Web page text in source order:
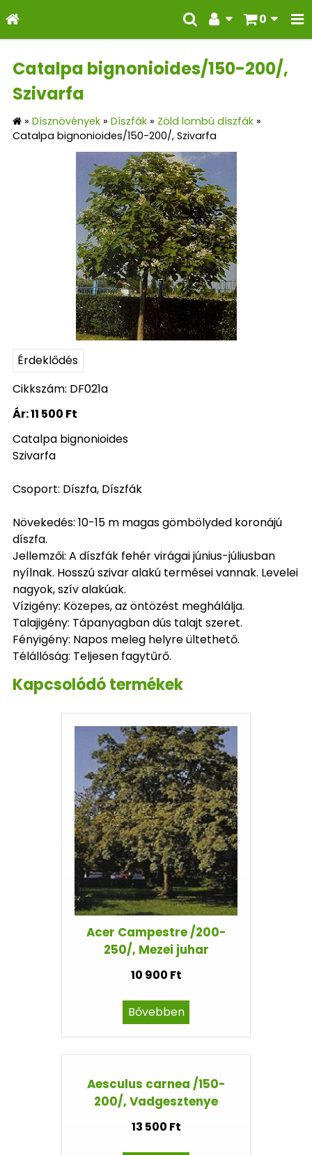
0
Catalpa bignonioides/150-200/,
Szivarfa
» Dísznövények » Díszfák » Zöld lombú díszfák »
Catalpa bignonioides/150-200/, Szivarfa
Érdeklődés
Cikkszám: DF021a
Ár:11 500 Ft
Catalpa bignonioides
Szivarfa
Csoport: Díszfa, Díszfák
Növekedés: 10-15 m magas gömbölyded koronájú
díszfa.
Jellemzői: A díszfák fehér virágai június-júliusban
nyílnak. Hosszú szivar alakú termései vannak. Levelei
nagyok, szív alakúak.
Vízigény: Közepes, az öntözést meghálálja.
Talajigény: Tápanyagban dús talajt szeret.
Fényigény: Napos meleg helyre ültethető.
Télállóság: Teljesen fagytűrő.
Kapcsolódó termékek
Acer Campestre /200-
250/, Mezei juhar
10 900 Ft
Bővebben
Aesculus carnea /150-
200/, Vadgesztenye
13 500 Ft